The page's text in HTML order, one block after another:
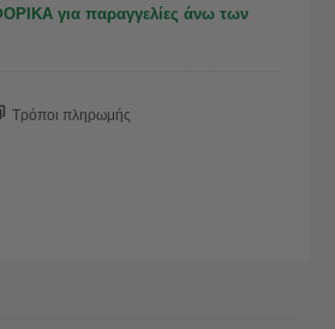
για παραγγελίες άνω των
Τρόποι πληρωμής